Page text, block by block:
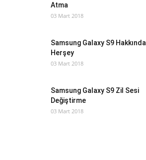
Atma
03 Mart 2018
Samsung Galaxy S9 Hakkında
Herşey
03 Mart 2018
Samsung Galaxy S9 Zil Sesi
Değiştirme
03 Mart 2018